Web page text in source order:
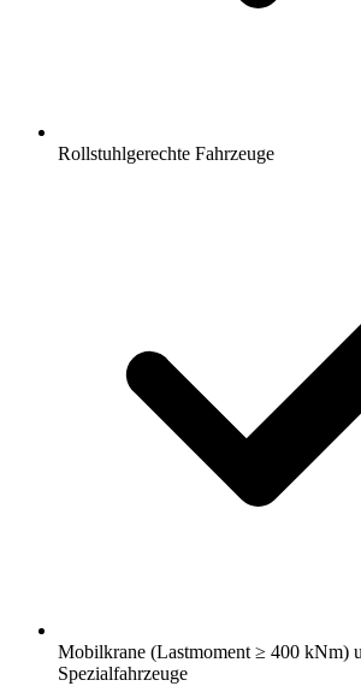
Rollstuhlgerechte Fahrzeuge
Mobilkrane (Lastmoment ≥ 400 kNm)
Spezialfahrzeuge